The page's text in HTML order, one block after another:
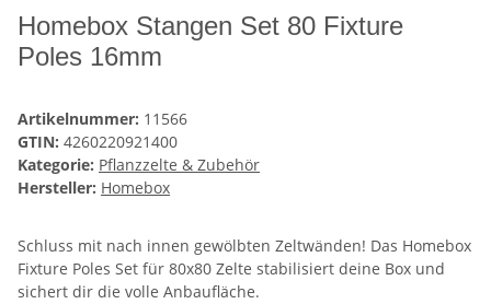
Homebox Stangen Set 80 Fixture
Poles 16mm
Artikelnummer: 11566
GTIN: 4260220921400
Kategorie: Pflanzzelte & Zubehör
Hersteller: Homebox
Schluss mit nach innen gewölbten Zeltwänden! Das Homebox
Fixture Poles Set für 80x80 Zelte stabilisiert deine Box und
sichert dir die volle Anbaufläche.